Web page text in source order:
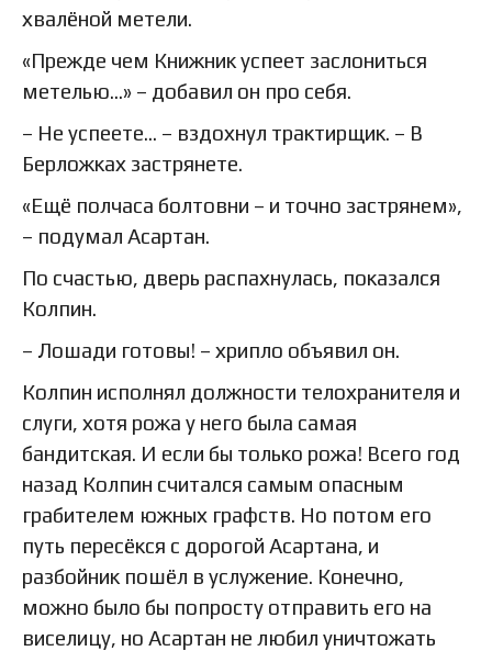
хвалёной метели.
«Прежде чем Книжник успеет заслониться
метелью…» – добавил он про себя.
– Не успеете… – вздохнул трактирщик. – В
Берложках застрянете.
«Ещё полчаса болтовни – и точно застрянем»,
– подумал Асартан.
По счастью, дверь распахнулась, показался
Колпин.
– Лошади готовы! – хрипло объявил он.
Колпин исполнял должности телохранителя и
слуги, хотя рожа у него была самая
бандитская. И если бы только рожа! Всего год
назад Колпин считался самым опасным
грабителем южных графств. Но потом его
путь пересёкся с дорогой Асартана, и
разбойник пошёл в услужение. Конечно,
можно было бы попросту отправить его на
виселицу, но Асартан не любил уничтожать